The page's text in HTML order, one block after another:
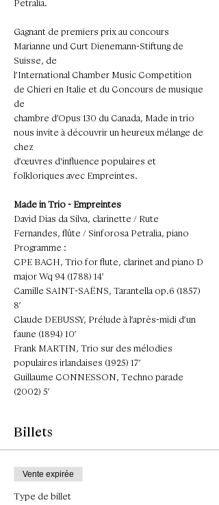
Petralia.
Gagnant de premiers prix au concours
Marianne und Curt Dienemann-Stiftung de
Suisse, de
l’International Chamber Music Competition
de Chieri en Italie et du Concours de musique
de
chambre d’Opus 130 du Canada, Made in trio
nous invite à découvrir un heureux mélange de
chez
d’œuvres d'influence populaires et
folkloriques avec Empreintes.
Made in Trio - Empreintes
David Dias da Silva, clarinette / Rute
Fernandes, flûte / Sinforosa Petralia, piano
Programme :
CPE BACH, Trio for flute, clarinet and piano D
major Wq 94 (1788) 14’
Camille SAINT-SAËNS, Tarantella op.6 (1857)
8’
Claude DEBUSSY, Prélude à l’après-midi d’un
faune (1894) 10’
Frank MARTIN, Trio sur des mélodies
populaires irlandaises (1925) 17’
Guillaume CONNESSON, Techno parade
(2002) 5’
Billets
Vente expirée
Type de billet